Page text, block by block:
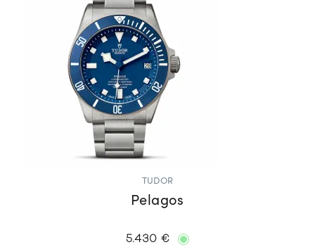
TUDOR
Pelagos
5.430 €